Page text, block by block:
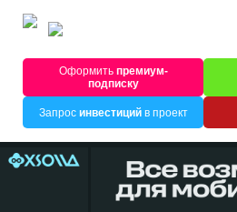
Оформитьпремиум-
подписку
Запрос инвестицийв проект